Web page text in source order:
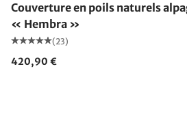
Couverture en poils naturels
« Hembra »
(23)
420,90 €